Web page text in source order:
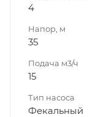
4
Напор, м
35
Подача м3/ч
15
Тип насоса
Фекальный